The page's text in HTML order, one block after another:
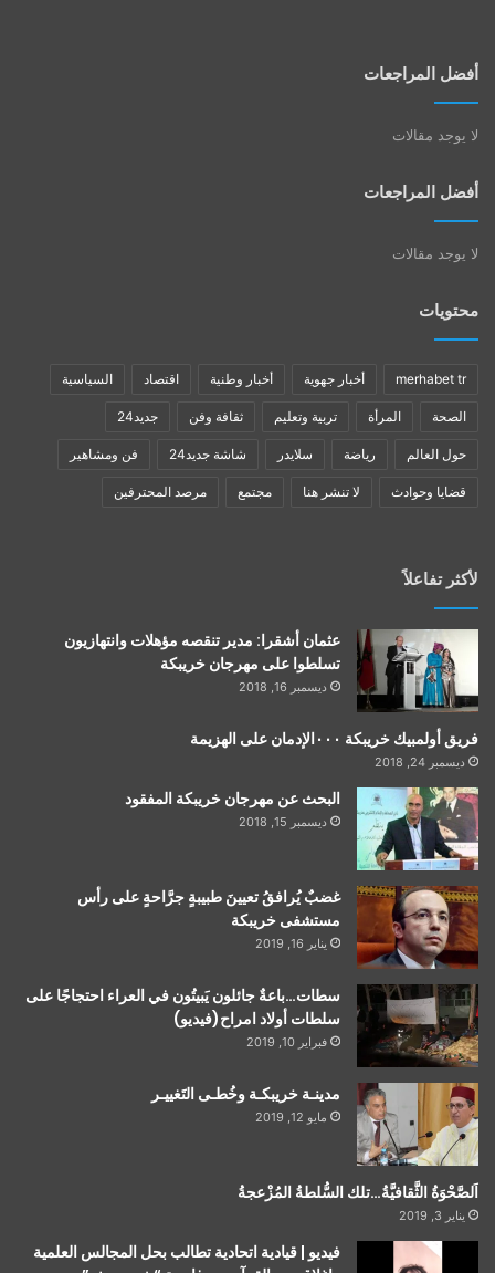
أفضل المراجعات
لا يوجد مقالات
أفضل المراجعات
لا يوجد مقالات
محتويات
merhabet tr أخبار جهوية أخبار وطنية اقتصاد السياسية
الصحة المرأة تربية وتعليم ثقافة وفن جديد24
حول العالم رياضة سلايدر شاشة جديد24 فن ومشاهير
قضايا وحوادث لا تنشر هنا مجتمع مرصد المحترفين
لأكثر تفاعلاً
عثمان أشقرا: مدير تنقصه مؤهلات وانتهازيون
تسلطوا على مهرجان خريبكة
ديسمبر 16, 2018
فريق أولمبيك خريبكة ٠٠٠الإدمان على الهزيمة
ديسمبر 24, 2018
البحث عن مهرجان خريبكة المفقود
ديسمبر 15, 2018
غضبٌ يُرافقُ تعيينَ طبيبةٍ جرَّاحةٍ على رأس
مستشفى خريبكة
يناير 16, 2019
سطات…باعةٌ جائلون يَبيتُون في العراء احتجاجًا على
سلطات أولاد امراح(فيديو)
فبراير 10, 2019
مدينـة خريبكـة وخُطـى التَغييـر
مايو 12, 2019
اَلصَّحْوَةُ الثَّقافيَّةُ…تلك السُّلطةُ المُزْعجةُ
يناير 3, 2019
فيديو | قيادية اتحادية تطالب بحل المجالس العلمية